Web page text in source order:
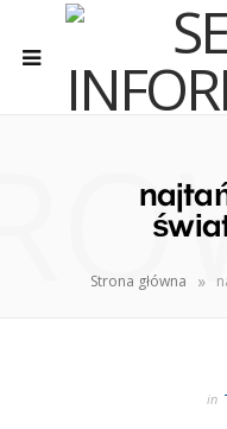
Strona główna »
in